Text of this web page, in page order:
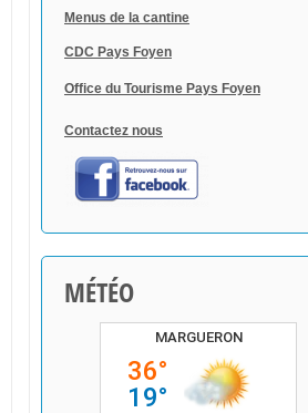
Menus de la cantine
CDC Pays Foyen
Office du Tourisme Pays Foyen
Contactez nous
MÉTÉO